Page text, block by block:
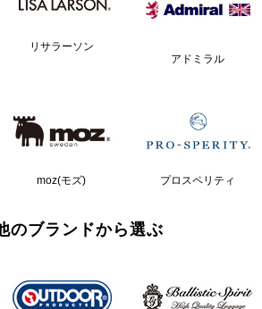
リサラーソン
アドミラル
moz(モズ) プロスペリティ
のブランドから選ぶ